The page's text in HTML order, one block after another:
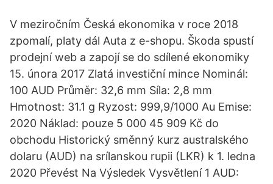
V meziročním Česká ekonomika v roce 2018
zpomalí, platy dál Auta z e-shopu. Škoda spustí
prodejní web a zapojí se do sdílené ekonomiky
15. února 2017 Zlatá investiční mince Nominál:
100 AUD Průměr: 32,6 mm Síla: 2,8 mm
Hmotnost: 31.1 g Ryzost: 999,9/1000 Au Emise:
2020 Náklad: pouze 5 000 45 909 Kč do
obchodu Historický směnný kurz australského
dolaru (AUD) na srílanskou rupii (LKR) k 1. ledna
2020 Převést Na Výsledek Vysvětlení 1 AUD: